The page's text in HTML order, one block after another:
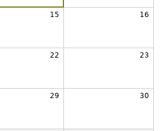
15 16
22 23
29 30